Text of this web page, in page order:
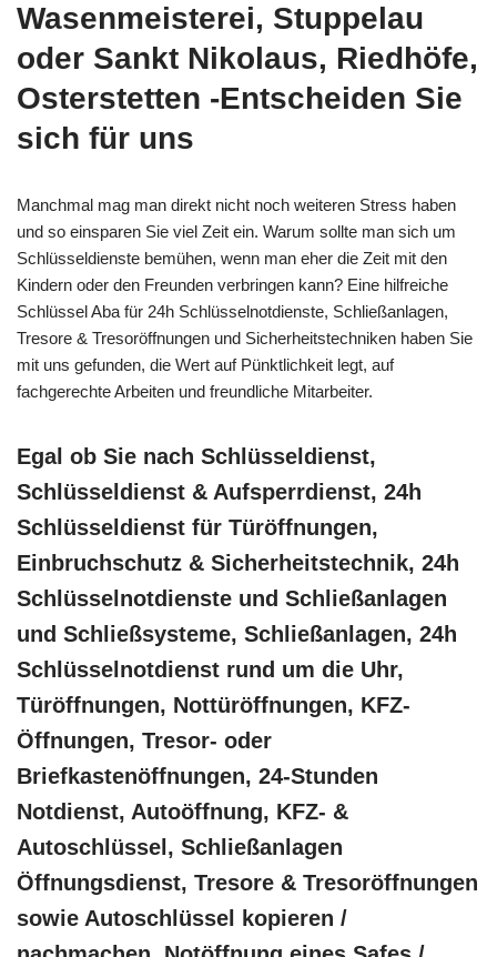
Wasenmeisterei, Stuppelau
oder Sankt Nikolaus, Riedhöfe,
Osterstetten -Entscheiden Sie
sich für uns
Manchmal mag man direkt nicht noch weiteren Stress haben
und so einsparen Sie viel Zeit ein. Warum sollte man sich um
Schlüsseldienste bemühen, wenn man eher die Zeit mit den
Kindern oder den Freunden verbringen kann? Eine hilfreiche
Schlüssel Aba für 24h Schlüsselnotdienste, Schließanlagen,
Tresore & Tresoröffnungen und Sicherheitstechniken haben Sie
mit uns gefunden, die Wert auf Pünktlichkeit legt, auf
fachgerechte Arbeiten und freundliche Mitarbeiter.
Egal ob Sie nach Schlüsseldienst,
Schlüsseldienst & Aufsperrdienst, 24h
Schlüsseldienst für Türöffnungen,
Einbruchschutz & Sicherheitstechnik, 24h
Schlüsselnotdienste und Schließanlagen
und Schließsysteme, Schließanlagen, 24h
Schlüsselnotdienst rund um die Uhr,
Türöffnungen, Nottüröffnungen, KFZ-
Öffnungen, Tresor- oder
Briefkastenöffnungen, 24-Stunden
Notdienst, Autoöffnung, KFZ- &
Autoschlüssel, Schließanlagen
Öffnungsdienst, Tresore & Tresoröffnungen
sowie Autoschlüssel kopieren /